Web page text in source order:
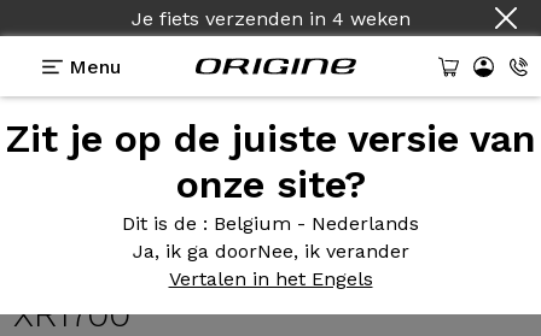
Je fiets verzenden in 4 weken
Menu
Zit je op de juiste versie van
onze site?
Dit is de : Belgium - Nederlands
Ja, ik ga doorNee, ik verander
Vertalen in het Engels
Getuigenissen>Vtt Naja 130/120 - Shimano XT 8100
12v - roues DT Swiss XR1700
Vtt Naja130/120 - Shimano XT
8100 12v - roues DT Swiss
XR1700